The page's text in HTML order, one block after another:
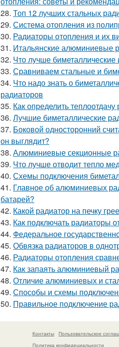
28. Топ 12 лучших стальных
29. Система отопления из
30. Радиаторы отопления и их
31. Итальянские алюминиевые
32. Что лучше
33. Сравниваем стальные и
34. Что надо знать о
радиаторов
35. Как определить
36. Лучшие биметаллические
37. Боковой односторонний
он выглядит?
38. Алюминиевые секционные
39. Что лучше отводит тепло
40. Схемы подключения
41. Главное об алюминиевых
батарей?
42. Какой радиатор на печку
43. Как подключать радиаторы
44. Федеральное
45. Обвязка радиаторов в
46. Радиаторы отопления
47. Как запаять алюминиевый
48. Отличие алюминиевых и
49. Способы и схемы
50. Правильное подключение
Контакты
Пользовательское
Политика конфидециальности